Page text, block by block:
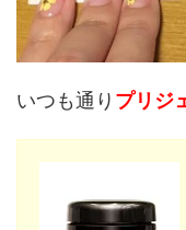
いつも通り プリジ